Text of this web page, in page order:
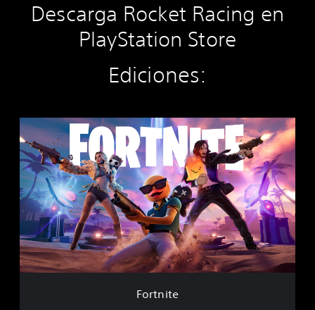
Descarga Rocket Racing en
PlayStation Store
Ediciones:
F
o
r
t
n
i
t
e
Fortnite